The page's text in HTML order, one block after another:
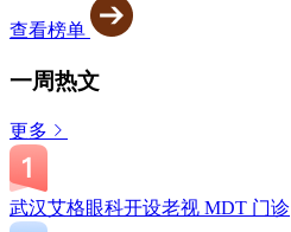
查看榜单
一周热文
更多
武汉艾格眼科开设老视 MDT 门诊